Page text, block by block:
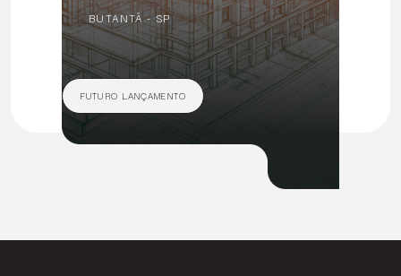
BUTANTÃ - SP
FUTURO LANÇAMENTO